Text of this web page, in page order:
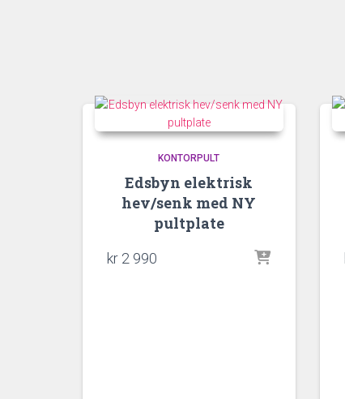
KONTORPULT
Edsbyn elektrisk
hev/senk med NY
pultplate
kr 2 990